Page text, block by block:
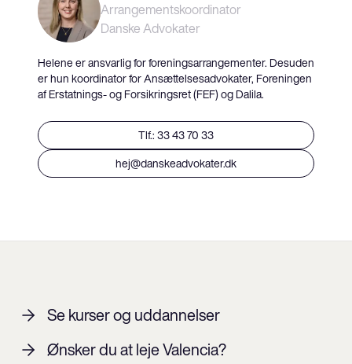
Arrangementskoordinator
Danske Advokater
Helene er ansvarlig for foreningsarrangementer. Desuden
er hun koordinator for Ansættelsesadvokater, Foreningen
af Erstatnings- og Forsikringsret (FEF) og Dalila.
Tlf.: 33 43 70 33
hej@danskeadvokater.dk
Se kurser og uddannelser
Ønsker du at leje Valencia?